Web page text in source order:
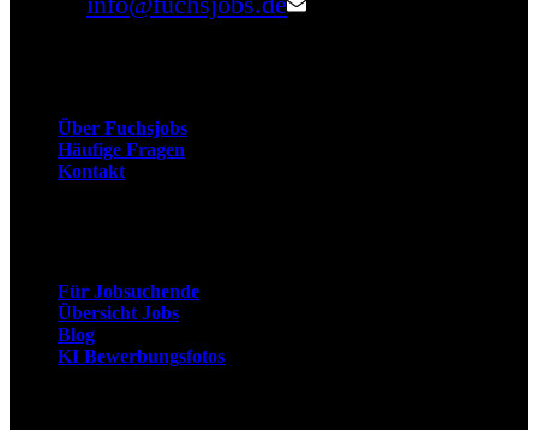
Über Fuchsjobs
Häufige Fragen
Kontakt
Für Jobsuchende
Übersicht Jobs
Blog
KI Bewerbungsfotos